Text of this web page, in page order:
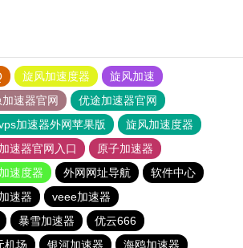
旋风加速度器
旋风加速
速器官网
优途加速器官网
加速器外网苹果版
旋风加速度器
速器官网入口
原子加速器
速度器 外网网址导航
软件中心
速器
veee加速器
暴雪加速器
优云666
机场 银河加速器 海鸥加速器